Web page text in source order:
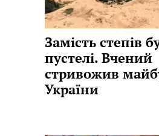
Замість степів
пустелі. Вчений
стривожив
України